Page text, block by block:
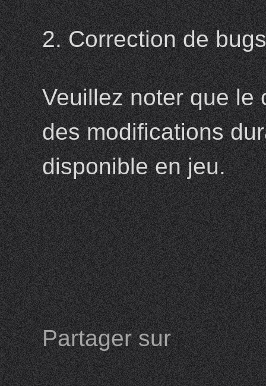
2. Correction de bugs
Veuillez noter que le
des modifications
disponible en jeu.
Partager sur